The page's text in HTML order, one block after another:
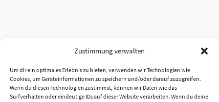
Zustimmung verwalten
Um dir ein optimales Erlebnis zu bieten, verwenden wir Technologien wie
Cookies, um Geräteinformationen zu speichern und/oder darauf zuzugreifen.
Wenn du diesen Technologien zustimmst, können wir Daten wie das
Surfverhalten oder eindeutige IDs auf dieser Website verarbeiten. Wenn du deine